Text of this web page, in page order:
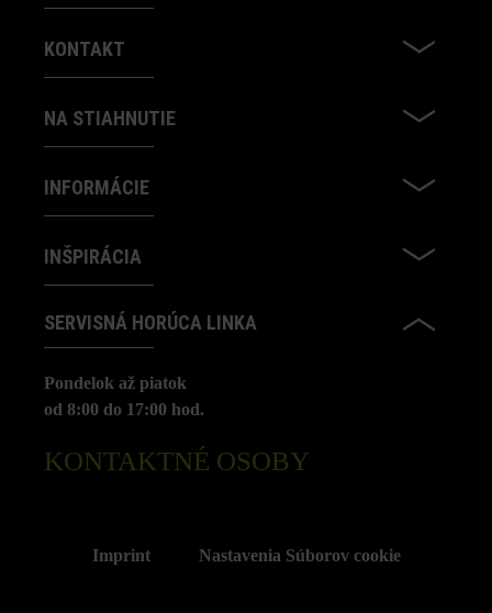
KONTAKT
NA STIAHNUTIE
INFORMÁCIE
INŠPIRÁCIA
SERVISNÁ HORÚCA LINKA
Pondelok až piatok
od 8:00 do 17:00 hod.
KONTAKTNÉ OSOBY
Imprint Nastavenia Súborov cookie